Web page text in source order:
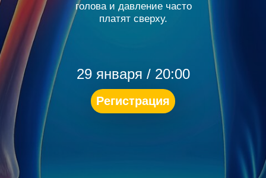
Регистрация
голова и давление часто
платят сверху.
29 января / 20:00